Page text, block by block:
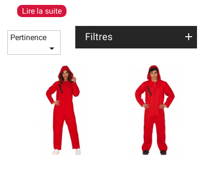
temps d’une soirée, nous avons tout ce qu’il vous faut
pour incarner l’un des célèbres personnages de la série,
le temps d’une soirée déguisée. En effet, nous
proposons des
déguisements sur le thème de la Casa
de Papel pour les adultes(hommes et femmes), mais
nous avons également le masque de « Dali » et de
fausses mitraillettes, pour faire encore plus vrai !
Lire la suite
Pertinence

Filtres